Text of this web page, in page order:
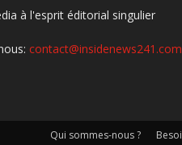
à l'esprit éditorial singulier
contact@insidenews241.com
Qui sommes-nous ?